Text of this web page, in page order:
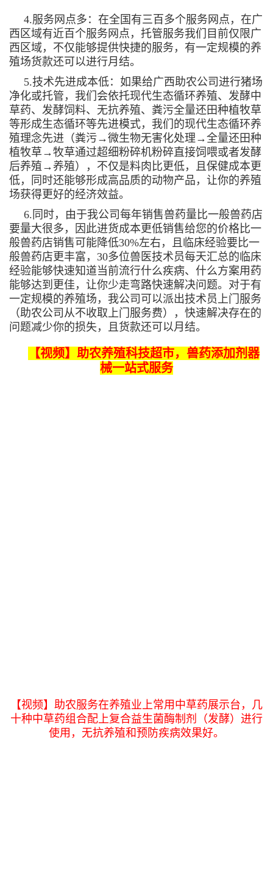
4.服务网点多：在全国有三百多个服务网点，在广
西区域有近百个服务网点，托管服务我们目前仅限广
西区域，不仅能够提供快捷的服务，有一定规模的养
殖场货款还可以进行月结。
5.技术先进成本低：如果给广西助农公司进行猪场
净化或托管，我们会依托现代生态循环养殖、发酵中
草药、发酵饲料、无抗养殖、粪污全量还田种植牧草
等形成生态循环等先进模式，我们的现代生态循环养
殖理念先进（粪污→微生物无害化处理→全量还田种
植牧草→牧草通过超细粉碎机粉碎直接饲喂或者发酵
后养殖→养殖），不仅是料肉比更低，且保健成本更
低，同时还能够形成高品质的动物产品，让你的养殖
场获得更好的经济效益。
6.同时，由于我公司每年销售兽药量比一般兽药店
要量大很多，因此进货成本更低销售给您的价格比一
般兽药店销售可能降低30%左右，且临床经验要比一
般兽药店更丰富，30多位兽医技术员每天汇总的临床
经验能够快速知道当前流行什么疾病、什么方案用药
能够达到更佳，让你少走弯路快速解决问题。对于有
一定规模的养殖场，我公司可以派出技术员上门服务
（助农公司从不收取上门服务费），快速解决存在的
问题减少你的损失，且货款还可以月结。
【视频】助农养殖科技超市，兽药添加剂器
械一站式服务
【视频】助农服务在养殖业上常用中草药展示台，几
十种中草药组合配上复合益生菌酶制剂（发酵）进行
使用，无抗养殖和预防疾病效果好。